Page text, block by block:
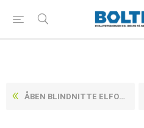
ÅBEN BLINDNITTE ELFORZINKET STÅL / ELFORZINKET STÅL MED FLAD KRAVE TYPE A ~DIN 7337/ISO 15979 3X20 (500 STK)